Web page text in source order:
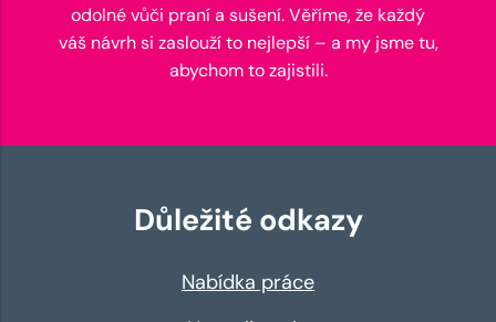
odolné vůči praní a sušení. Věříme, že každý
váš návrh si zaslouží to nejlepší – a my jsme tu,
abychom to zajistili.
Důležité odkazy
Nabídka práce